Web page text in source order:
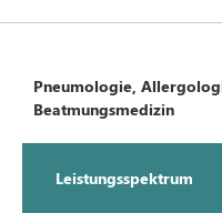
Pneumologie,
Beatmungsmedizin
Leistungsspektrum